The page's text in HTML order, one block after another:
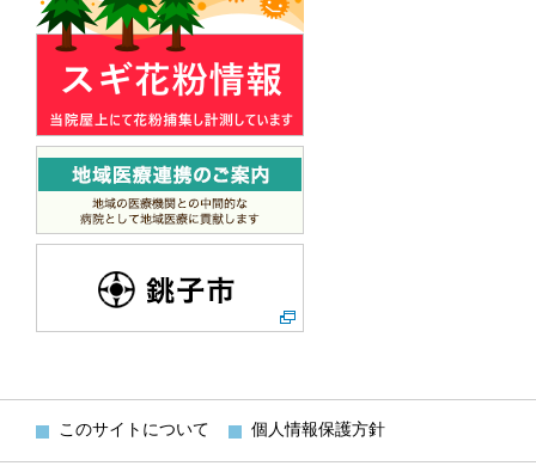
このサイトについて 個人情報保護方針